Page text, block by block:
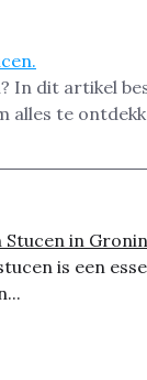
In dit artikel
alles te
Stucen in
is een